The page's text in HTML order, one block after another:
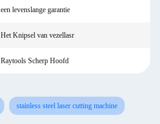
een levenslange garantie
Het Knipsel van vezellasr
Raytools Scherp Hoofd
stainless steel laser cutting machine